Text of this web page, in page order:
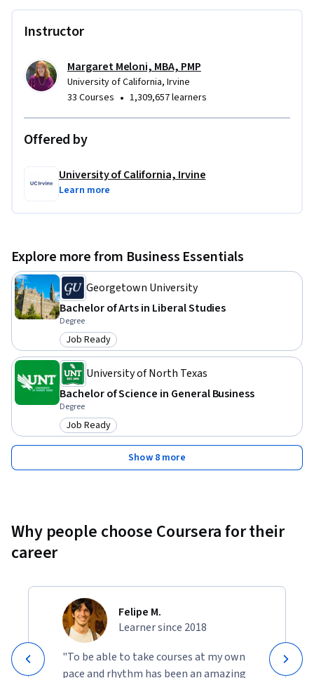
Instructor
Margaret Meloni, MBA, PMP
University of California, Irvine
33 Courses • 1,309,657 learners
Offered by
University of California, Irvine
Learn more
Explore more from Business Essentials
Georgetown University
Bachelor of Arts in Liberal Studies
Degree
Category: Job Ready
Job Ready
University of North Texas
Bachelor of Science in General Business
Degree
Category: Job Ready
Job Ready
Show 8 more
Why people choose Coursera for their
career
Felipe M.
Learner since 2018
"To be able to take courses at my own
pace and rhythm has been an amazing